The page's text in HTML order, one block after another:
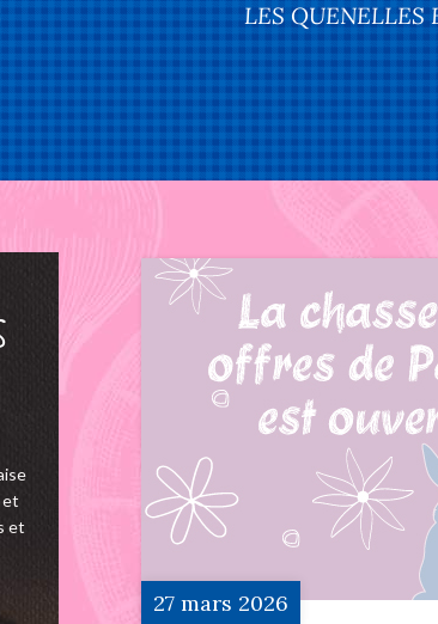
LES QUENELLES
et
et
27 mars 2026